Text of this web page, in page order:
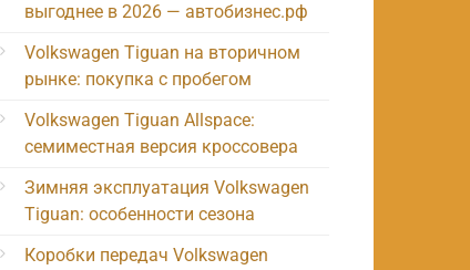
выгоднее в 2026 — автобизнес.рф
Volkswagen Tiguan на вторичном
рынке: покупка с пробегом
Volkswagen Tiguan Allspace:
семиместная версия кроссовера
Зимняя эксплуатация Volkswagen
Tiguan: особенности сезона
Коробки передач Volkswagen